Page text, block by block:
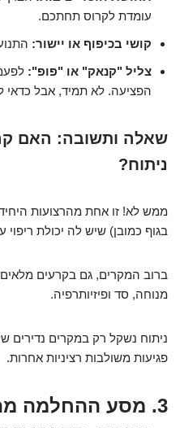
עומדת לקרוס תחתכם.
קושי בכיפוף או יישור:
צליל "קנאק" או "פופ":
הפציעה. לא תמיד, אבל כדאי
ניתוח?
ממש לא! זו אחת מהרצועות
בגוף כמובן) שיש לה יכולת
ברוב המקרים, גם בקרעים
מנוחה, סד ופיזיותרפיה.
ניתוח נשקל רק במקרים נדירים
פגיעות משולבות רציניות אחרות.
3. מסע ההחלמה